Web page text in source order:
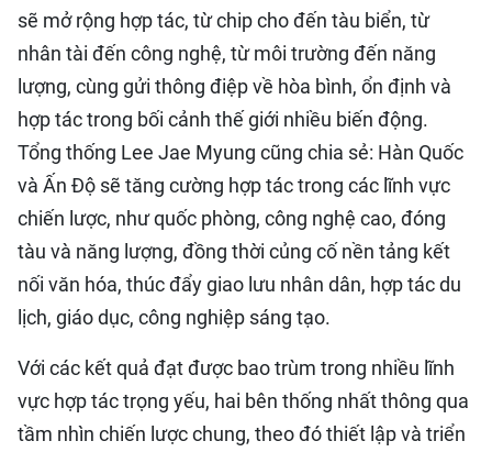
sẽ mở rộng hợp tác, từ chip cho đến tàu biển, từ
nhân tài đến công nghệ, từ môi trường đến năng
lượng, cùng gửi thông điệp về hòa bình, ổn định và
hợp tác trong bối cảnh thế giới nhiều biến động.
Tổng thống Lee Jae Myung cũng chia sẻ: Hàn Quốc
và Ấn Độ sẽ tăng cường hợp tác trong các lĩnh vực
chiến lược, như quốc phòng, công nghệ cao, đóng
tàu và năng lượng, đồng thời củng cố nền tảng kết
nối văn hóa, thúc đẩy giao lưu nhân dân, hợp tác du
lịch, giáo dục, công nghiệp sáng tạo.
Với các kết quả đạt được bao trùm trong nhiều lĩnh
vực hợp tác trọng yếu, hai bên thống nhất thông qua
tầm nhìn chiến lược chung, theo đó thiết lập và triển